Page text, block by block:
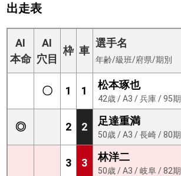
出走表
AI
本命
AI
穴目
枠 車
選手名
年齢/級班/府県/期別
〇 1 1 松本琢也
42歳 / A3 / 兵庫 / 95期
◎ 2 2 足達重満
50歳 / A3 / 長崎 / 80期
3 3 林洋二
50歳 / A3 / 岐阜 / 82期